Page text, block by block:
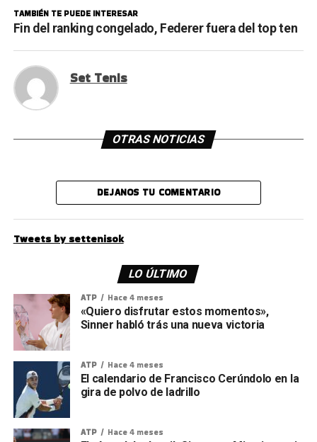
TAMBIÉN TE PUEDE INTERESAR
Fin del ranking congelado, Federer fuera del top ten
Set Tenis
OTRAS NOTICIAS
DEJANOS TU COMENTARIO
Tweets by settenisok
LO ÚLTIMO
ATP Hace 4 meses
«Quiero disfrutar estos momentos»,
Sinner habló trás una nueva victoria
ATP Hace 4 meses
El calendario de Francisco Cerúndolo en la
gira de polvo de ladrillo
ATP Hace 4 meses